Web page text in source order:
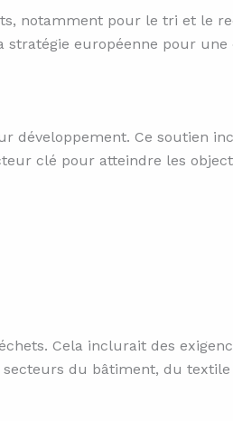
notamment pour le tri et le
européenne pour
développement. Ce soutien
clé pour atteindre les
Cela inclurait des
du bâtiment, du textile